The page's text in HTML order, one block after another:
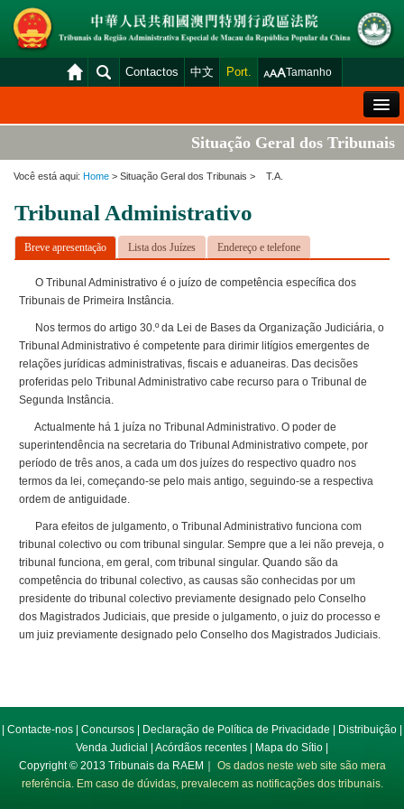
Contactos 中文 Port. Tamanho
Situação Geral dos Tribunais
Venda Judicial
Estatística
Consulta das declarações de rendimentos
Download
Plataforma electrónica dos tribunais
Situação Geral dos Tribunais
Você está aqui: Home > Situação Geral dos Tribunais > T.A.
Tribunal Administrativo
Breve apresentação Lista dos Juízes Endereço e telefone
O Tribunal Administrativo é o juízo de competência específica dos
Tribunais de Primeira Instância.
Nos termos do artigo 30.º da Lei de Bases da Organização Judiciária, o
Tribunal Administrativo é competente para dirimir litígios emergentes de
relações jurídicas administrativas, fiscais e aduaneiras. Das decisões
proferidas pelo Tribunal Administrativo cabe recurso para o Tribunal de
Segunda Instância.
Actualmente há 1 juíza no Tribunal Administrativo. O poder de
superintendência na secretaria do Tribunal Administrativo compete, por
período de três anos, a cada um dos juízes do respectivo quadro nos
termos da lei, começando-se pelo mais antigo, seguindo-se a respectiva
ordem de antiguidade.
Para efeitos de julgamento, o Tribunal Administrativo funciona com
tribunal colectivo ou com tribunal singular. Sempre que a lei não preveja, o
tribunal funciona, em geral, com tribunal singular. Quando são da
competência do tribunal colectivo, as causas são conhecidas por um
presidente do tribunal colectivo previamente designado pelo Conselho
dos Magistrados Judiciais, que preside o julgamento, o juiz do processo e
um juiz previamente designado pelo Conselho dos Magistrados Judiciais.
Contacte-nos Concursos Declaração de Política de Privacidade Distribuição
Venda Judicial
Acórdãos recentes Mapa do Sítio
Copyright © 2013 Tribunais da RAEM｜ Os dados neste web site são mera
referência. Em caso de dúvidas, prevalecem as notificações dos tribunais.